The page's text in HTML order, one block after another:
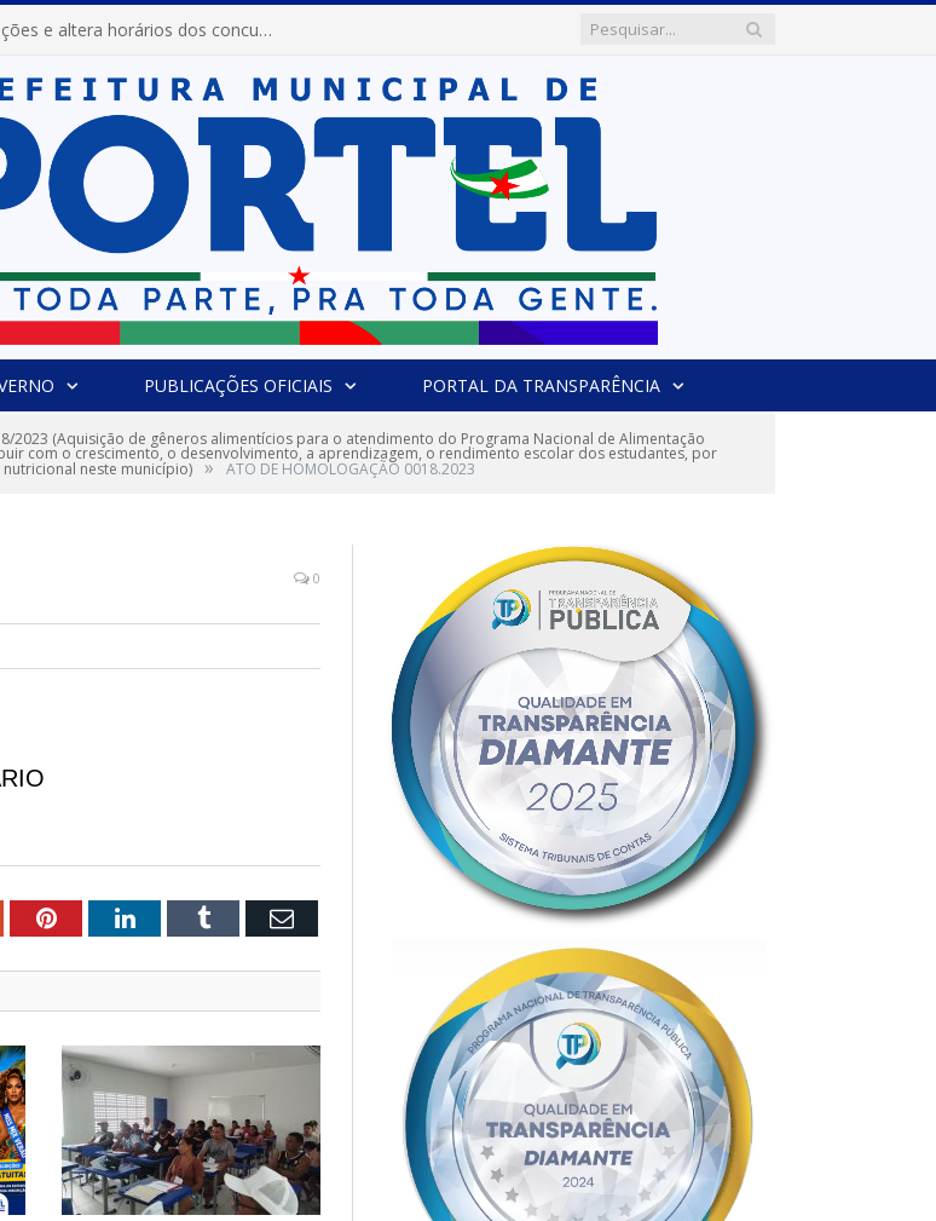
Prefeitura de Portel prorroga inscrições e altera horários dos concursos “Musa” e “Miss Mix Verão 2026”
PUBLICAÇÕES OFICIAIS PORTAL DA TRANSPARÊNCIA
2023 (Aquisição de gêneros alimentícios para o atendimento do Programa Nacional de Alimentação
com o crescimento, o desenvolvimento, a aprendizagem, o rendimento escolar dos estudantes, por
neste município) » ATO DE HOMOLOGAÇÃO 0018.2023
0
PinterestLinkedInTumblr Email